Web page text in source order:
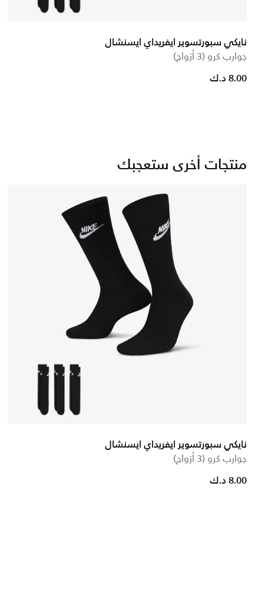
نايكي سبورتسوير ايفريداي ايسنشال
جوارب كرو (3 أزواج)
8.00 د.ك
منتجات أخرى ستعجبك
نايكي سبورتسوير ايفريداي ايسنشال
جوارب كرو (3 أزواج)
8.00 د.ك